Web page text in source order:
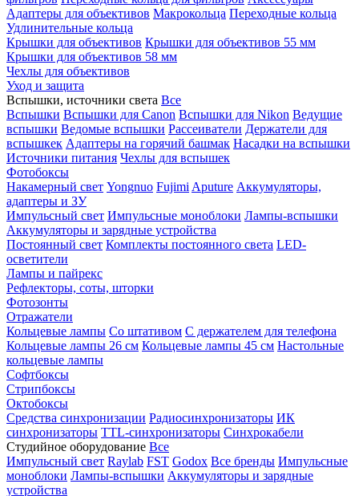
Адаптеры для объективов Макрокольца Переходные кольца
Удлинительные кольца
Крышки для объективов Крышки для объективов 55 мм
Крышки для объективов 58 мм
Чехлы для объективов
Уход и защита
Вспышки, источники света Все
Вспышки Вспышки для Canon Вспышки для Nikon Ведущие
вспышки Ведомые вспышки Рассеиватели Держатели для
вспышкек Адаптеры на горячий башмак Насадки на вспышки
Источники питания Чехлы для вспышек
Фотобоксы
Накамерный свет Yongnuo Fujimi Aputure Аккумуляторы,
адаптеры и ЗУ
Импульсный свет Импульсные моноблоки Лампы-вспышки
Аккумуляторы и зарядные устройства
Постоянный свет Комплекты постоянного света LED-
осветители
Лампы и пайрекс
Рефлекторы, соты, шторки
Фотозонты
Отражатели
Кольцевые лампы Со штативом С держателем для телефона
Кольцевые лампы 26 см Кольцевые лампы 45 см Настольные
кольцевые лампы
Софтбоксы
Стрипбоксы
Октобоксы
Средства синхронизации Радиосинхронизаторы ИК
синхронизаторы TTL-синхронизаторы Синхрокабели
Студийное оборудование Все
Импульсный свет Raylab FST Godox Все бренды Импульсные
моноблоки Лампы-вспышки Аккумуляторы и зарядные
устройства